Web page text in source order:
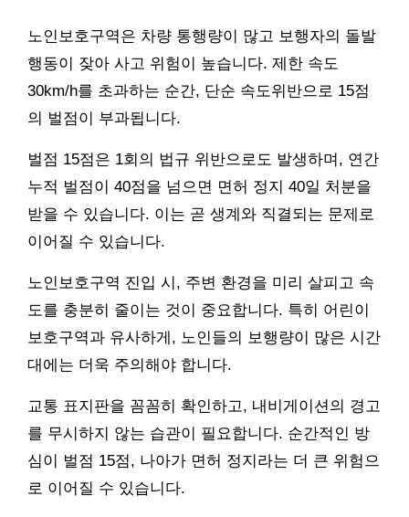
노인보호구역은 차량 통행량이 많고 보행자의 돌발
행동이 잦아 사고 위험이 높습니다. 제한 속도
30km/h를 초과하는 순간, 단순 속도위반으로 15점
의 벌점이 부과됩니다.
벌점 15점은 1회의 법규 위반으로도 발생하며, 연간
누적 벌점이 40점을 넘으면 면허 정지 40일 처분을
받을 수 있습니다. 이는 곧 생계와 직결되는 문제로
이어질 수 있습니다.
노인보호구역 진입 시, 주변 환경을 미리 살피고 속
도를 충분히 줄이는 것이 중요합니다. 특히 어린이
보호구역과 유사하게, 노인들의 보행량이 많은 시간
대에는 더욱 주의해야 합니다.
교통 표지판을 꼼꼼히 확인하고, 내비게이션의 경고
를 무시하지 않는 습관이 필요합니다. 순간적인 방
심이 벌점 15점, 나아가 면허 정지라는 더 큰 위험으
로 이어질 수 있습니다.